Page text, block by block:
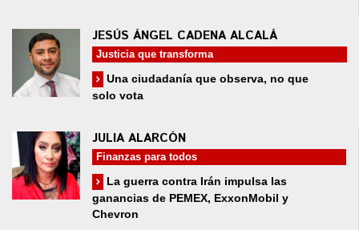
JESÚS ÁNGEL CADENA ALCALÁ
Justicia que transforma
Una ciudadanía que observa, no que
solo vota
JULIA ALARCÓN
Finanzas para todos
La guerra contra Irán impulsa las
ganancias de PEMEX, ExxonMobil y
Chevron